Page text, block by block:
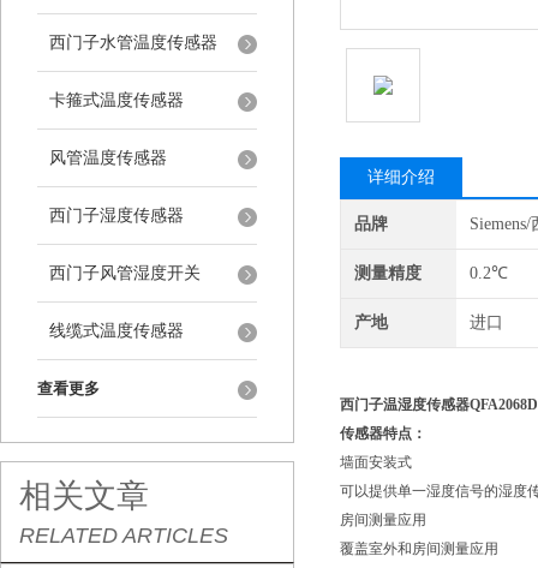
西门子水管温度传感器
卡箍式温度传感器
风管温度传感器
西门子湿度传感器
西门子风管湿度开关
线缆式温度传感器
查看更多
相关文章
RELATED ARTICLES
详细介绍
品牌
测量精度 0.2℃
产地 进口
西门子温湿度传感器
传感器特点：
墙面安装式
可以提供单一湿度信号的湿度
房间测量应用
覆盖室外和房间测量应用